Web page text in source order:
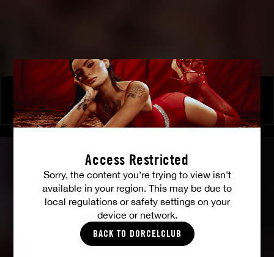
Access Restricted
Sorry, the content you’re trying to view isn’t
available in your region. This may be due to
local regulations or safety settings on your
device or network.
BACK TO DORCELCLUB
Une dernière chevauchée
VICTORIA VOXXX
|ARIEL DEMURE